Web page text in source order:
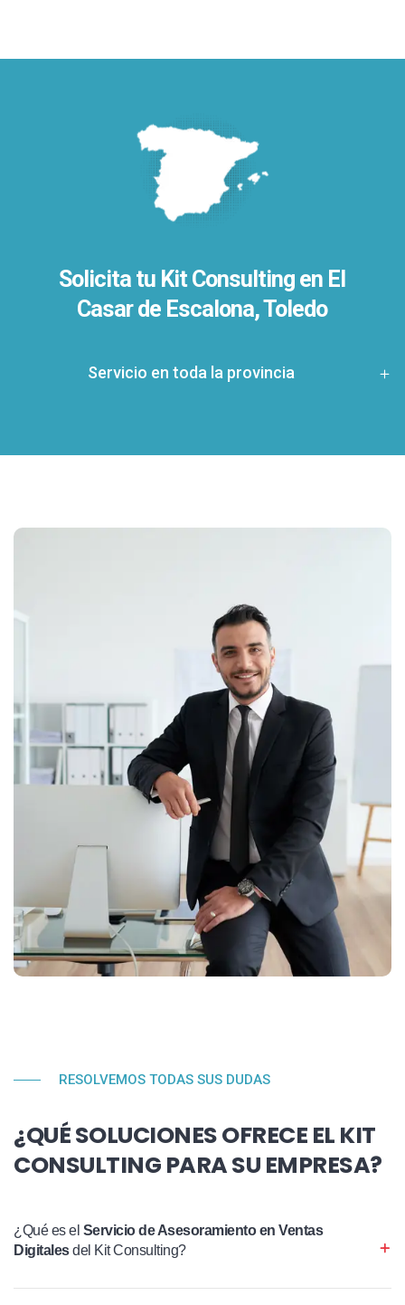
Solicita tu Kit Consulting en El
Casar de Escalona, Toledo
Servicio en toda la provincia
RESOLVEMOS TODAS SUS DUDAS
¿QUÉ SOLUCIONES OFRECE EL KIT
CONSULTING PARA SU EMPRESA?
¿Qué es el Servicio de Asesoramiento en Ventas
Digitalesdel Kit Consulting?